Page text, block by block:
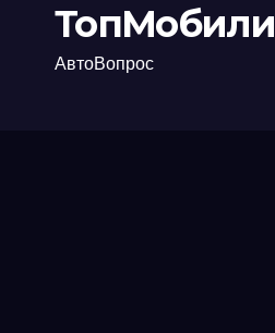
ТопМобили
АвтоВопрос